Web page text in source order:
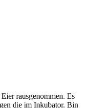
rausgenommen. Es
die im Inkubator. Bin